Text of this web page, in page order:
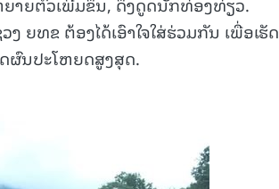
ຍທຂ ຕ້ອງໄດ້ເອົາໃຈໃສ່ຮ່ວມກັນ ເພື່ອເຮັດ
ຜົນປະໂຫຍດສູງສຸດ.